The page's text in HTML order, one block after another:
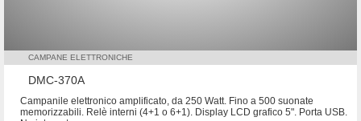
CAMPANE ELETTRONICHE
DMC-370A
Campanile elettronico amplificato, da 250 Watt. Fino a 500 suonate
memorizzabili. Relè interni (4+1 o 6+1). Display LCD grafico 5". Porta USB.